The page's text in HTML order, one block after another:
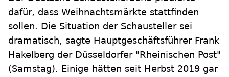
dafür, dass Weihnachtsmärkte stattfinden
sollen. Die Situation der Schausteller sei
dramatisch, sagte Hauptgeschäftsführer Frank
Hakelberg der Düsseldorfer "Rheinischen Post"
(Samstag). Einige hätten seit Herbst 2019 gar